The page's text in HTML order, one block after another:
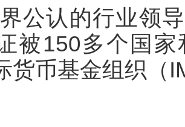
公认的行业领
被150多个国
货币基金组织（